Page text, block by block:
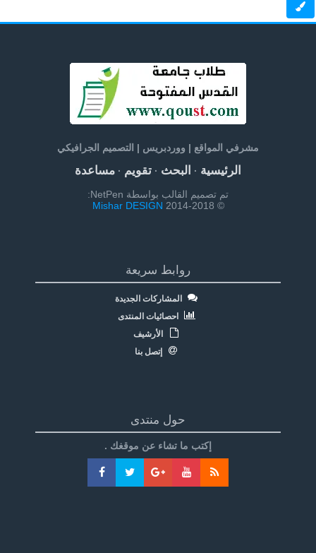
مشرفي المواقع | ووردبريس | التصميم الجرافيكي
الرئيسية· البحث· تقويم· مساعدة
تم تصميم القالب بواسطة NetPen:
© 2014-2018
Mishar DESIGN
روابط سريعة
المشاركات الجديدة
احصائيات المنتدى
الأرشيف
إتصل بنا
حول منتدى
إكتب ما تشاء عن موقغك .